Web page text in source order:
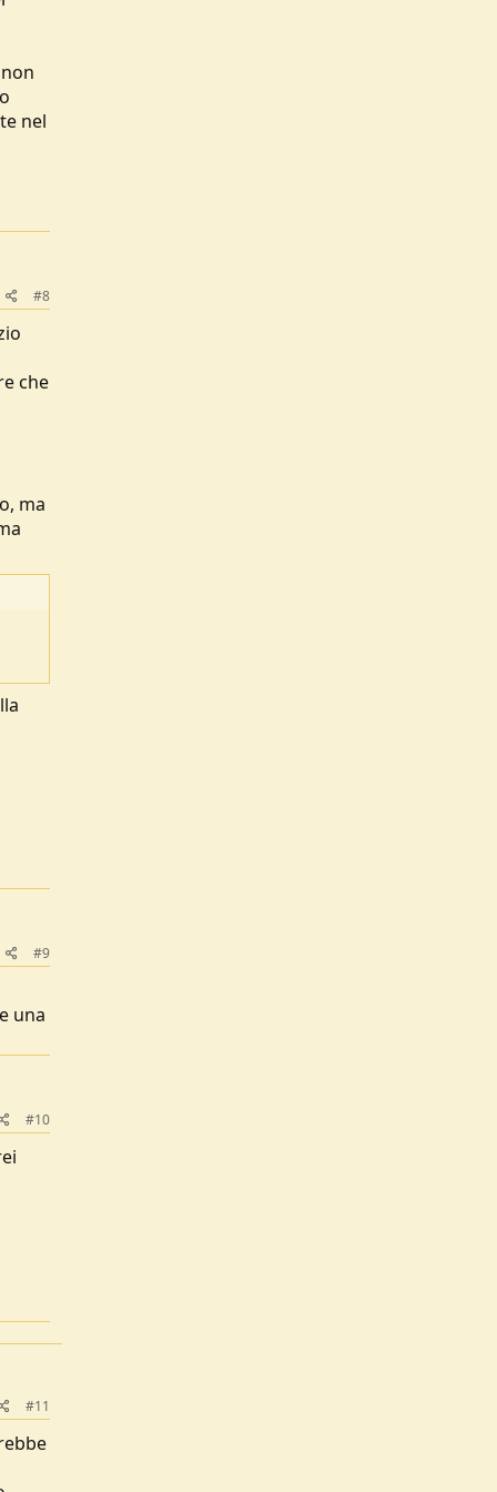
nel
#8
che
ma
#9
una
#10
#11